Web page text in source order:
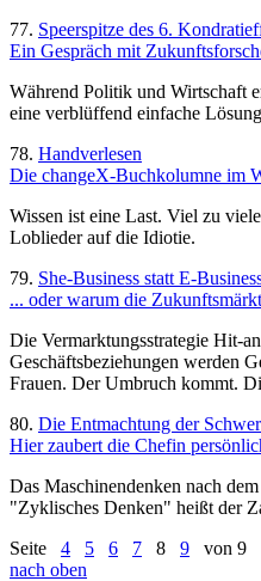
77. Speerspitze des 6.
Ein Gespräch mit
Während Politik und Wirtschaft
eine verblüffend einfache
78. Handverlesen
Die changeX-Buchkolumne im
Wissen ist eine Last. Viel zu
Loblieder auf die Idiotie.
79. She-Business statt E-
... oder warum die
Die Vermarktungsstrategie Hit-
Geschäftsbeziehungen werden
Frauen. Der Umbruch kommt.
80. Die Entmachtung der
Hier zaubert die Chefin
Das Maschinendenken nach
"Zyklisches Denken" heißt der
Seite 4 5 6 7 8 9 von 9
nach oben